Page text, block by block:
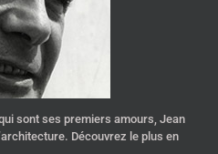
sont ses premiers amours, Jean
Découvrez le plus en